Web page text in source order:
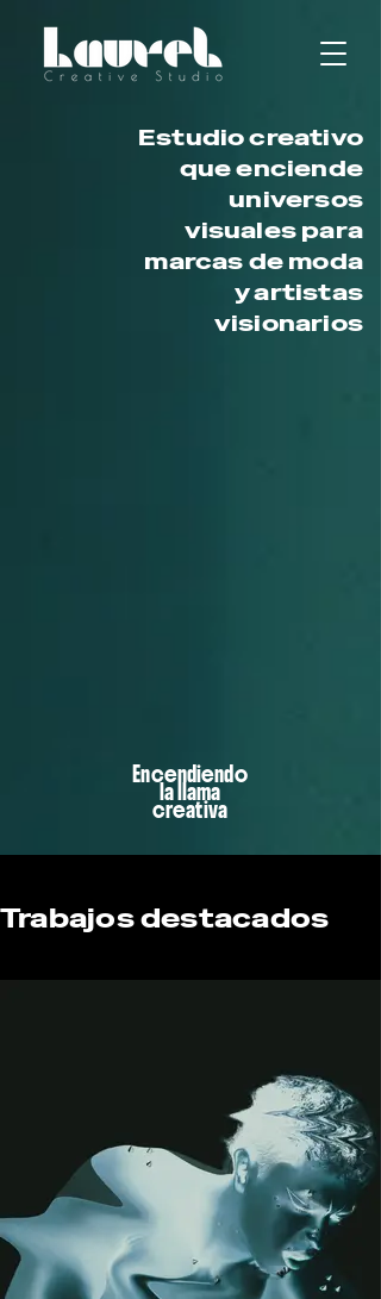
Estudio creativo
que enciende
universos
visuales para
marcas de moda
y artistas
visionarios
Encendiendo
la llama
creativa
Trabajos destacados